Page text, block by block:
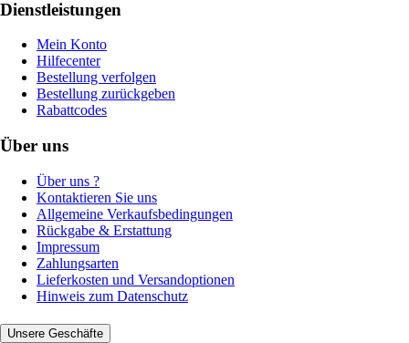
Dienstleistungen
Mein Konto
Hilfecenter
Bestellung verfolgen
Bestellung zurückgeben
Rabattcodes
Über uns
Über uns ?
Kontaktieren Sie uns
Allgemeine Verkaufsbedingungen
Rückgabe & Erstattung
Impressum
Zahlungsarten
Lieferkosten und Versandoptionen
Hinweis zum Datenschutz
Unsere Geschäfte